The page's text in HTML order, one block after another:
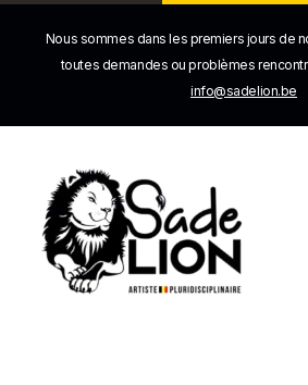
Nous sommes dans les premiers jours de
toutes demandes ou problèmes
info@sadelion.be